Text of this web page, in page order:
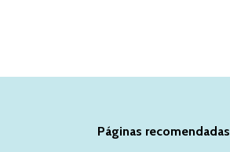
Páginas recomendadas